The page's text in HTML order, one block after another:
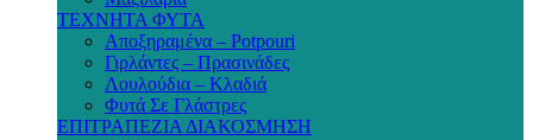
ΤΕΧΝΗΤΑ ΦΥΤΑ
Αποξηραμένα – Potpouri
Γιρλάντες – Πρασινάδες
Λουλούδια – Κλαδιά
Φυτά Σε Γλάστρες
ΕΠΙΤΡΑΠΕΖΙΑ ΔΙΑΚΟΣΜΗΣΗ